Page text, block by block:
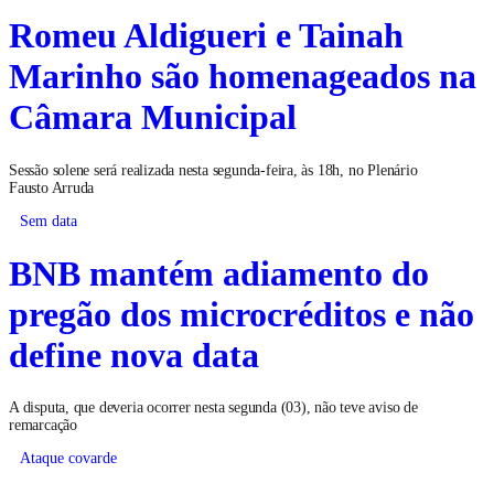
Romeu Aldigueri e Tainah
Marinho são homenageados na
Câmara Municipal
Sessão solene será realizada nesta segunda-feira, às 18h, no Plenário
Fausto Arruda
Sem data
BNB mantém adiamento do
pregão dos microcréditos e não
define nova data
A disputa, que deveria ocorrer nesta segunda (03), não teve aviso de
remarcação
Ataque covarde